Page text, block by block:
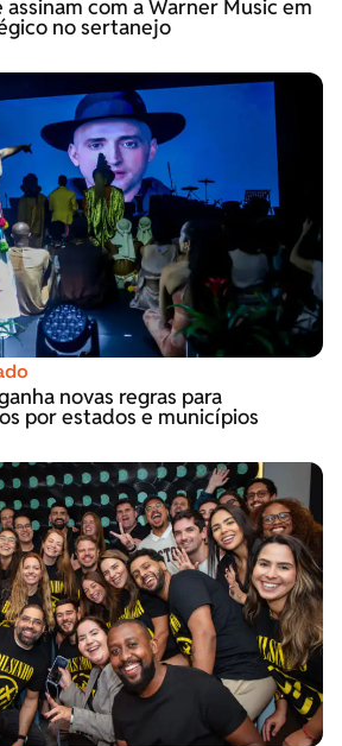
com a Warner Music em
no sertanejo
novas regras para
por estados e municípios